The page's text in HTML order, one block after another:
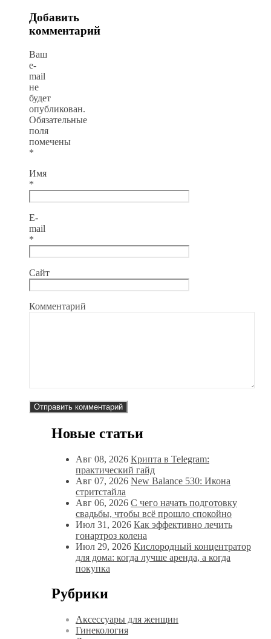
Добавить
комментарий
Ваш
e-
mail
не
будет
опубликован.
Обязательные
поля
помечены
*
Имя
*
E-
mail
*
Сайт
Комментарий
Новые статьи
Авг 08, 2026 Крипта в Telegram:
практический гайд
Авг 07, 2026 New Balance 530: Икона
стритстайла
Авг 06, 2026 С чего начать подготовку
свадьбы, чтобы всё прошло спокойно
Июл 31, 2026 Как эффективно лечить
гонартроз колена
Июл 29, 2026 Кислородный концентратор
для дома: когда лучше аренда, а когда
покупка
Рубрики
Аксессуары для женщин
Гинекология